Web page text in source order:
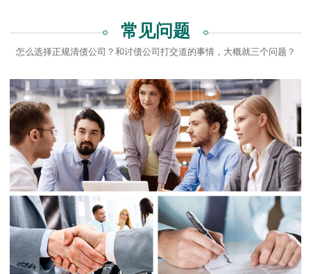
常见问题
怎么选择正规清债公司？和讨债公司打交道的事情，大概就三个问题？